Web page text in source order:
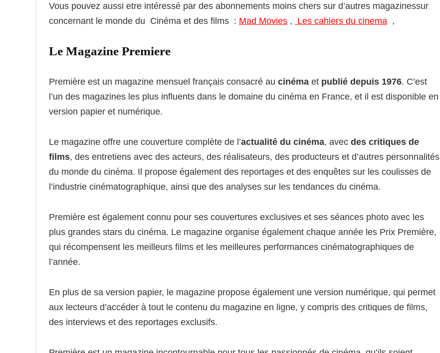
Vous pouvez aussi etre intéressé par des abonnements moins chers sur d’autres magazinessur
concernant le monde du Cinéma et des films : Mad Movies , Les cahiers du cinema ,
Le Magazine Premiere
Première est un magazine mensuel français consacré au cinéma et publié depuis 1976. C’est
l’un des magazines les plus influents dans le domaine du cinéma en France, et il est disponible en
version papier et numérique.
Le magazine offre une couverture complète de l’actualité du cinéma, avec des critiques de
films, des entretiens avec des acteurs, des réalisateurs, des producteurs et d’autres personnalités
du monde du cinéma. Il propose également des reportages et des enquêtes sur les coulisses de
l’industrie cinématographique, ainsi que des analyses sur les tendances du cinéma.
Première est également connu pour ses couvertures exclusives et ses séances photo avec les
plus grandes stars du cinéma. Le magazine organise également chaque année les Prix Première,
qui récompensent les meilleurs films et les meilleures performances cinématographiques de
l’année.
En plus de sa version papier, le magazine propose également une version numérique, qui permet
aux lecteurs d’accéder à tout le contenu du magazine en ligne, y compris des critiques de films,
des interviews et des reportages exclusifs.